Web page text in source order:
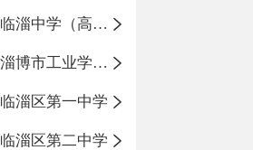
临淄中学（高中）
淄博市工业学校（中职学校）
临淄区第一中学
临淄区第二中学